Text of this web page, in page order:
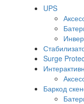
UPS
Surge
Баркод